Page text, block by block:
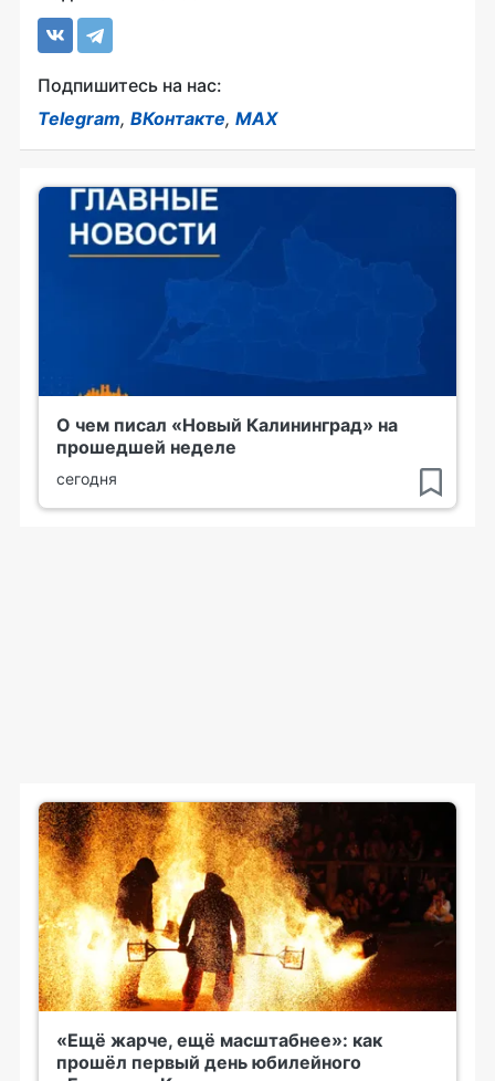
Подпишитесь на нас:
Telegram, ВКонтакте, MAX
О чем писал «Новый Калининград» на
прошедшей неделе
сегодня
«Ещё жарче, ещё масштабнее»: как
прошёл первый день юбилейного